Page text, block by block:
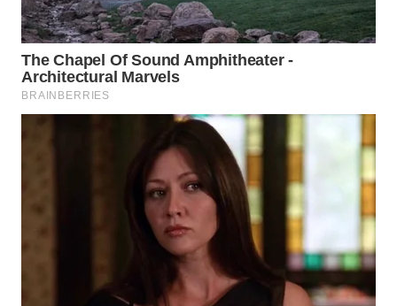
MALUT
WN
DAIRI
WN